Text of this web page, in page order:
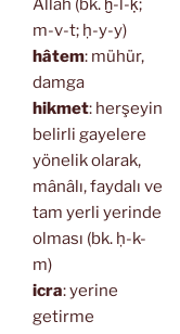
Allah (bk. ḫ-l-ḳ;
m-v-t; ḥ-y-y)
hâtem: mühür,
damga
hikmet: herşeyin
belirli gayelere
yönelik olarak,
mânâlı, faydalı ve
tam yerli yerinde
olması (bk. ḥ-k-
m)
icra: yerine
getirme